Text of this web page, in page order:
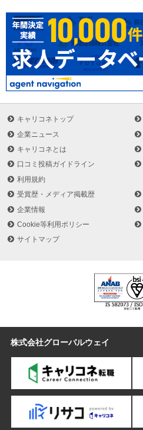
キャリコネトップ
企業ニュース
キャリコネとは
口コミ投稿ガイドライン
利用規約
受賞歴・メディア掲載歴
企業情報
Cookie等利用ポリシー
サイトマップ
株式会社グローバルウェイ